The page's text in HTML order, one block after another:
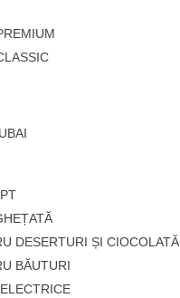
DESERTURI ȘI CIOCOLATĂ
BĂUTURI